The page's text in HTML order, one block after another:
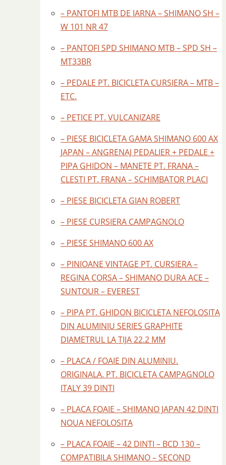
– PANTOFI MTB DE IARNA – SHIMANO SH –
W 101 NR 47
– PANTOFI SPD SHIMANO MTB – SPD SH –
MT33BR
– PEDALE PT. BICICLETA CURSIERA – MTB –
ETC.
– PETICE PT. VULCANIZARE
– PIESE BICICLETA GAMA SHIMANO 600 AX
JAPAN – ANGRENAJ PEDALIER + PEDALE +
PIPA GHIDON – MANETE PT. FRANA –
CLESTI PT. FRANA – SCHIMBATOR PLACI
– PIESE BICICLETA GIAN ROBERT
– PIESE CURSIERA CAMPAGNOLO
– PIESE SHIMANO 600 AX
– PINIOANE VINTAGE PT. CURSIERA –
REGINA CORSA – SHIMANO DURA ACE –
SUNTOUR – EVEREST
– PIPA PT. GHIDON BICICLETA NEFOLOSITA
DIN ALUMINIU SERIES GRAPHITE
DIAMETRUL LA TIJA 22.2 MM
– PLACA / FOAIE DIN ALUMINIU.
ORIGINALA. PT. BICICLETA CAMPAGNOLO
ITALY 39 DINTI
– PLACA FOAIE – SHIMANO JAPAN 42 DINTI
NOUA NEFOLOSITA
– PLACA FOAIE – 42 DINTI – BCD 130 –
COMPATIBILA SHIMANO – SECOND